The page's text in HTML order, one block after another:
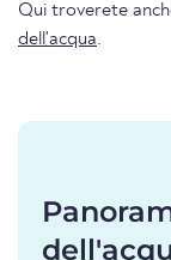
Qui troverete
dell'acqua.